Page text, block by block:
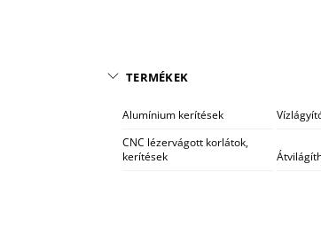
TERMÉKEK
Alumínium kerítések
CNC lézervágott korlátok,
kerítések